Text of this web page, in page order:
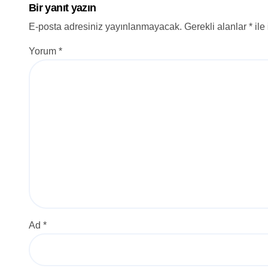
Bir yanıt yazın
E-posta adresiniz yayınlanmayacak. Gerekli alanlar * ile
Yorum *
Ad *